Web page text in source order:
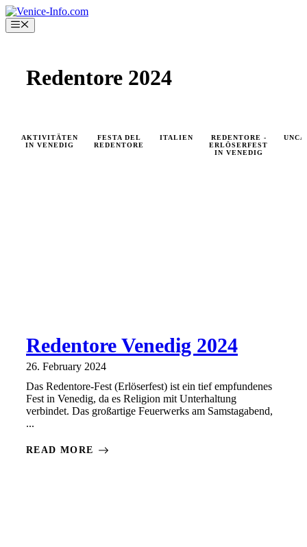
Skip
to
content
Menu
Redentore 2024
AKTIVITÄTEN
IN VENEDIG
FESTA DEL
REDENTORE
ITALIEN
REDENTORE -
ERLÖSERFEST
IN VENEDIG
Redentore Venedig 2024
26. February 2024
Das Redentore-Fest (Erlöserfest) ist ein tief empfundenes
Fest in Venedig, da es Religion mit Unterhaltung
verbindet. Das großartige Feuerwerks am Samstagabend,
...
READ MORE